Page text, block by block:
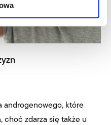
androgenowego, które
choć zdarza się także u